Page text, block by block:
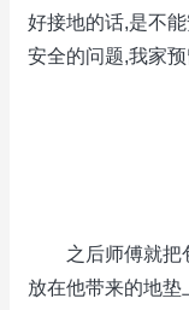
好接地的话,是不
安全的问题,我家
之后师傅就把包
放在他带来的地